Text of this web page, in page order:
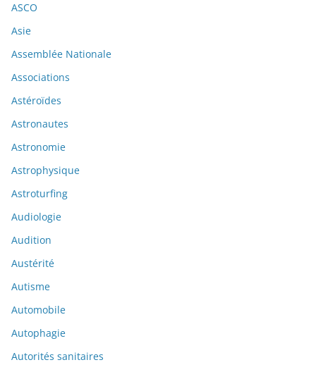
ASCO
Asie
Assemblée Nationale
Associations
Astéroïdes
Astronautes
Astronomie
Astrophysique
Astroturfing
Audiologie
Audition
Austérité
Autisme
Automobile
Autophagie
Autorités sanitaires